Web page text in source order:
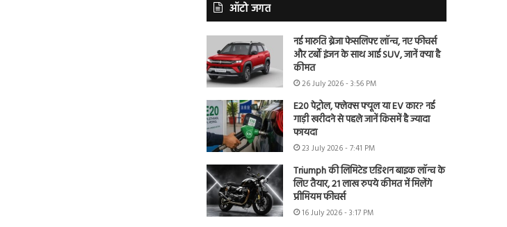
ऑटो जगत
नई मारुति ब्रेजा फेसलिफ्ट लॉन्च, नए फीचर्स
और टर्बो इंजन के साथ आई SUV, जानें क्या है
कीमत
26 July 2026 - 3:56 PM
E20 पेट्रोल, फ्लेक्स फ्यूल या EV कार? नई
गाड़ी खरीदने से पहले जानें किसमें है ज्यादा
फायदा
23 July 2026 - 7:41 PM
Triumph की लिमिटेड एडिशन बाइक लॉन्च के
लिए तैयार, 21 लाख रुपये कीमत में मिलेंगे
प्रीमियम फीचर्स
16 July 2026 - 3:17 PM